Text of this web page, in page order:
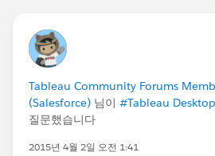
Tableau Community Forums
(Salesforce) 님이 #Tableau
질문했습니다
2015년 4월 2일 오전 1:41